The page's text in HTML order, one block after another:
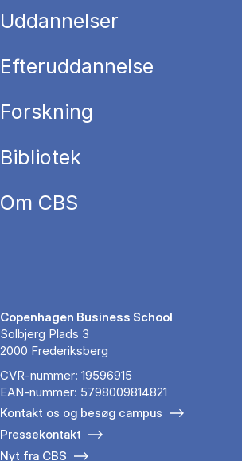
Uddannelser
Efteruddannelse
Forskning
Bibliotek
Om CBS
Copenhagen Business School
Solbjerg Plads 3
2000 Frederiksberg
CVR-nummer: 19596915
EAN-nummer: 5798009814821
Kontakt os og besøg campus
Pressekontakt
Nyt fra CBS